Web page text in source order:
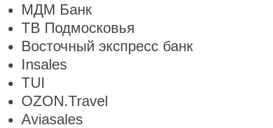
МДМ Банк
ТВ Подмосковья
Восточный экспресс банк
Insales
TUI
OZON.Travel
Aviasales